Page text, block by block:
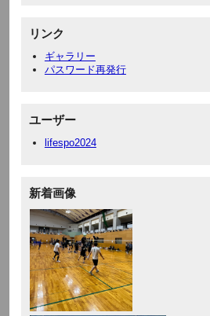
リンク
ギャラリー
パスワード再発行
ユーザー
lifespo2024
新着画像